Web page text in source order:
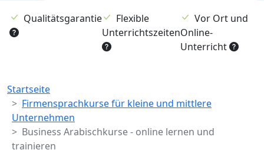
Qualitätsgarantie
Flexible
Unterrichtszeiten
Vor Ort und
Online-
Unterricht
Breadcrumb
Startseite
Firmensprachkurse für kleine und mittlere
Unternehmen
Business Arabischkurse - online lernen und
trainieren